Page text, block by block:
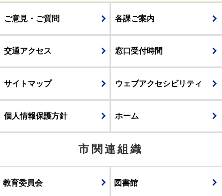
ご意見・ご質問 各課ご案内
交通アクセス 窓口受付時間
サイトマップ ウェブアクセシビリティ
個人情報保護方針 ホーム
市関連組織
教育委員会 図書館